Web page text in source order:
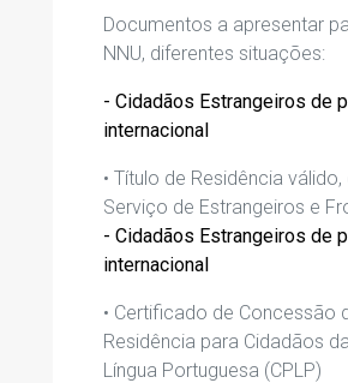
Documentos a apresentar
NNU, diferentes situações:
- Cidadãos Estrangeiros de
internacional
• Título de Residência válido,
Serviço de Estrangeiros e
- Cidadãos Estrangeiros de
internacional
• Certificado de Concessão
Residência para Cidadãos
Língua Portuguesa (CPLP)